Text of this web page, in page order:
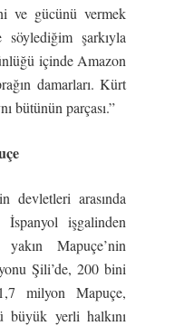
ve gücünü vermek
şarkıyla
içinde Amazon
damarları. Kürt
bütünün parçası.”
devletleri arasında
işgalinden
Mapuçe’nin
Şili’de, 200 bini
milyon Mapuçe,
büyük yerli halkını